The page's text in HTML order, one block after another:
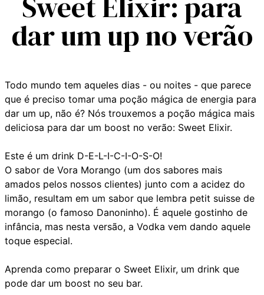
dar um up no verão
Todo mundo tem aqueles dias - ou noites - que parece
que é preciso tomar uma poção mágica de energia para
dar um up, não é? Nós trouxemos a poção mágica mais
deliciosa para dar um boost no verão: Sweet Elixir.
Este é um drink D-E-L-I-C-I-O-S-O!
O sabor de Vora Morango (um dos sabores mais
amados pelos nossos clientes) junto com a acidez do
limão, resultam em um sabor que lembra petit suisse de
morango (o famoso Danoninho). É aquele gostinho de
infância, mas nesta versão, a Vodka vem dando aquele
toque especial.
Aprenda como preparar o Sweet Elixir, um drink que
pode dar um boost no seu bar.